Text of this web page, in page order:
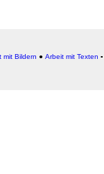
mit Bildern ● Arbeit mit Texten ▪